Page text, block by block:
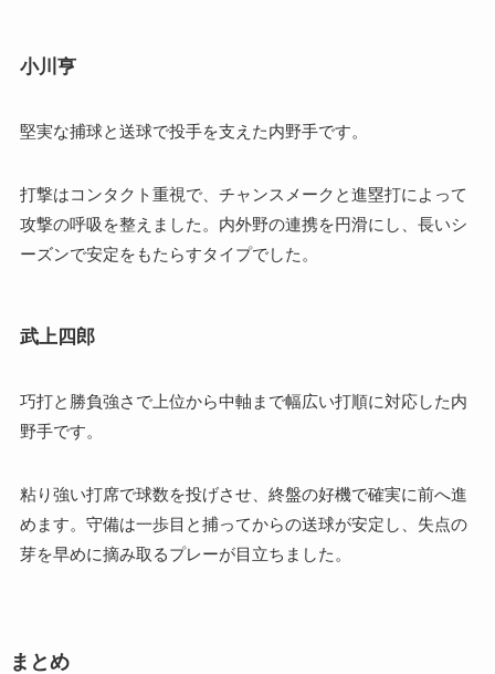
小川亨
堅実な捕球と送球で投手を支えた内野手です。
打撃はコンタクト重視で、チャンスメークと進塁打によって
攻撃の呼吸を整えました。内外野の連携を円滑にし、長いシ
ーズンで安定をもたらすタイプでした。
武上四郎
巧打と勝負強さで上位から中軸まで幅広い打順に対応した内
野手です。
粘り強い打席で球数を投げさせ、終盤の好機で確実に前へ進
めます。守備は一歩目と捕ってからの送球が安定し、失点の
芽を早めに摘み取るプレーが目立ちました。
まとめ